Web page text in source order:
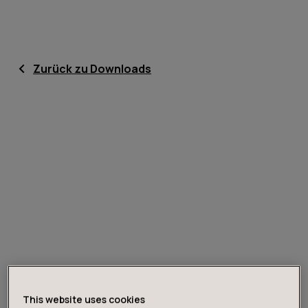
Zurück zu Downloads
This website uses cookies